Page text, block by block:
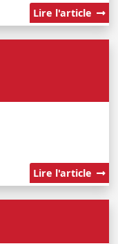
Lire l'article
Lire l'article